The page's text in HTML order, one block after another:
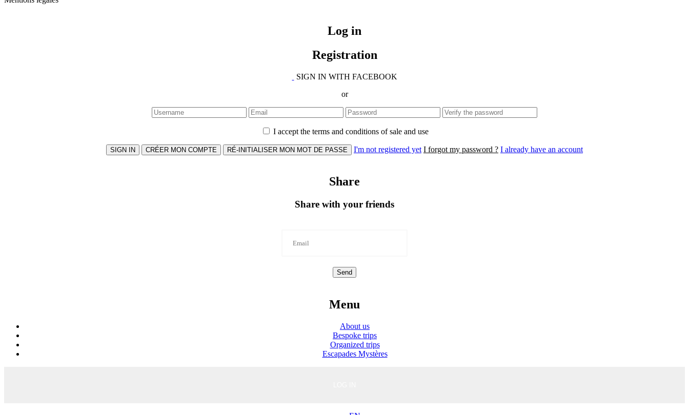
Log in
Registration
SIGN IN WITH FACEBOOK
or
I accept the terms and conditions of sale and use
SIGN IN CRÉER MON COMPTE RÉ-INITIALISER MON MOT DE PASSE I'm not registered yet I forgot my password ? I already have an account
Share
Share with your friends
Send
Menu
About us
Bespoke trips
Organized trips
Escapades Mystères